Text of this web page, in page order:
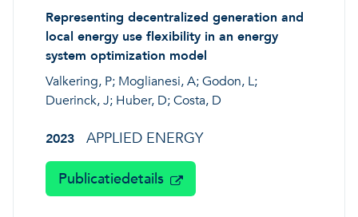
Representing decentralized generation and
local energy use flexibility in an energy
system optimization model
Valkering, P; Moglianesi, A; Godon, L;
Duerinck, J; Huber, D; Costa, D
2023 APPLIED ENERGY
Publicatiedetails